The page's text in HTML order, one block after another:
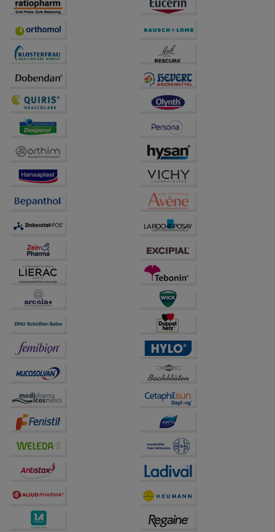
Statistik & Tracking:
Informationen über die Art und Weise der Nutzung
unserer Website sammeln, mit deren Hilfe wir unsere
Website weiter für Sie optimieren können, den Inhalt
Drittseiten möglichst relevant für Sie zu gestalten.
Bitte beachten Sie, dass Daten hierfür teilweise an
Dritte wie z.B. Google oder soziale Medien
übertragen werden.